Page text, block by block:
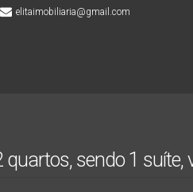
elitaimobiliaria@gmail.com
sendo 1 suíte,